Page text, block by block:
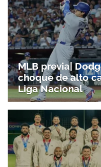
MLB previa|
choque de alto
Liga Nacional